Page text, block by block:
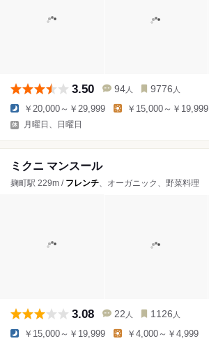
3.50 94 人 9776 人
￥20,000～￥29,999 ￥15,000～￥19,999
月曜日、日曜日
ミクニ マンスール
麹町駅 229m / フレンチ、オーガニック、野菜料理
3.08 22 人 1126 人
￥15,000～￥19,999 ￥4,000～￥4,999